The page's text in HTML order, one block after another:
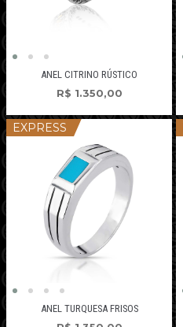
ANEL CITRINO RÚSTICO
R$ 1.350,00
EXPRESS
ANEL TURQUESA FRISOS